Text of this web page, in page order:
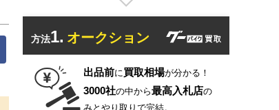
方法1. オークション
出品前に買取相場が分かる！
3000社の中から最高入札店の
みとやり取りで完結。